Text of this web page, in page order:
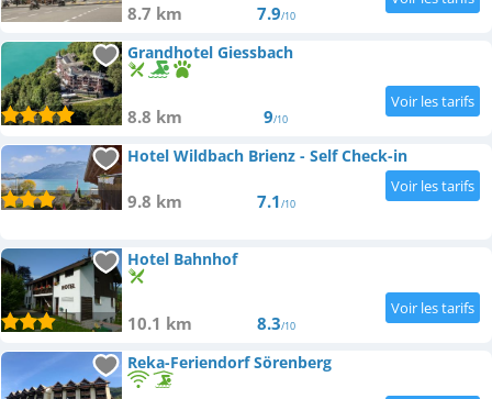
8.7 km 7.9/10
Grandhotel Giessbach
8.8 km 9/10
Hotel Wildbach Brienz - Self Check-in
9.8 km 7.1/10
Hotel Bahnhof
10.1 km 8.3/10
Reka-Feriendorf Sörenberg